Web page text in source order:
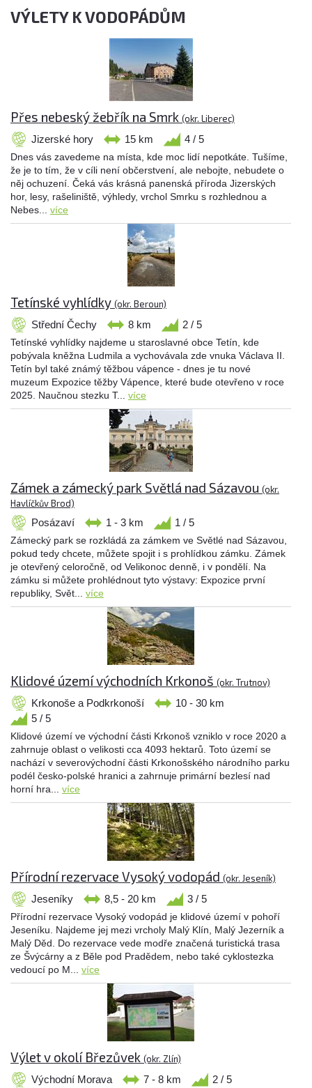
VÝLETY K VODOPÁDŮM
Přes nebeský žebřík na Smrk (okr. Liberec)
Jizerské hory 15 km 4 / 5
Dnes vás zavedeme na místa, kde moc lidí nepotkáte. Tušíme,
že je to tím, že v cíli není občerstvení, ale nebojte, nebudete o
něj ochuzení. Čeká vás krásná panenská příroda Jizerských
hor, lesy, rašeliniště, výhledy, vrchol Smrku s rozhlednou a
Nebes... více
Tetínské vyhlídky (okr. Beroun)
Střední Čechy 8 km 2 / 5
Tetínské vyhlídky najdeme u staroslavné obce Tetín, kde
pobývala kněžna Ludmila a vychovávala zde vnuka Václava II.
Tetín byl také známý těžbou vápence - dnes je tu nové
muzeum Expozice těžby Vápence, které bude otevřeno v roce
2025. Naučnou stezku T... více
Zámek a zámecký park Světlá nad Sázavou (okr.
Havlíčkův Brod)
Posázaví 1 - 3 km 1 / 5
Zámecký park se rozkládá za zámkem ve Světlé nad Sázavou,
pokud tedy chcete, můžete spojit i s prohlídkou zámku. Zámek
je otevřený celoročně, od Velikonoc denně, i v pondělí. Na
zámku si můžete prohlédnout tyto výstavy: Expozice první
republiky, Svět... více
Klidové území východních Krkonoš (okr. Trutnov)
Krkonoše a Podkrkonoší
10 - 30 km
5 / 5
Klidové území ve východní části Krkonoš vzniklo v roce 2020 a
zahrnuje oblast o velikosti cca 4093 hektarů. Toto území se
nachází v severovýchodní části Krkonošského národního parku
podél česko-polské hranici a zahrnuje primární bezlesí nad
horní hra... více
Přírodní rezervace Vysoký vodopád (okr. Jeseník)
Jeseníky 8,5 - 20 km 3 / 5
Přírodní rezervace Vysoký vodopád je klidové území v pohoří
Jeseníku. Najdeme jej mezi vrcholy Malý Klín, Malý Jezerník a
Malý Děd. Do rezervace vede modře značená turistická trasa
ze Švýcárny a z Běle pod Pradědem, nebo také cyklostezka
vedoucí po M... více
Výlet v okolí Březůvek (okr. Zlín)
Východní Morava 7 - 8 km 2 / 5